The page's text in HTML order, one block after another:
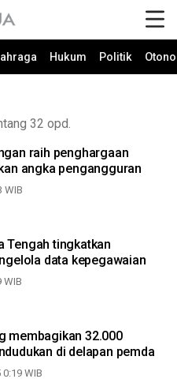
Hukum Politik
32 opd.
raih penghargaan
angka pengangguran
WIB
Tengah tingkatkan
data kepegawaian
WIB
membagikan 32.000
di delapan pemda
WIB